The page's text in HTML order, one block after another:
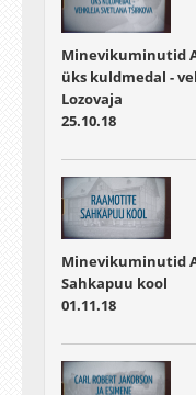
Minevikuminutid
üks kuldmedal -
Lozovaja
25.10.18
Minevikuminutid
Sahkapuu kool
01.11.18